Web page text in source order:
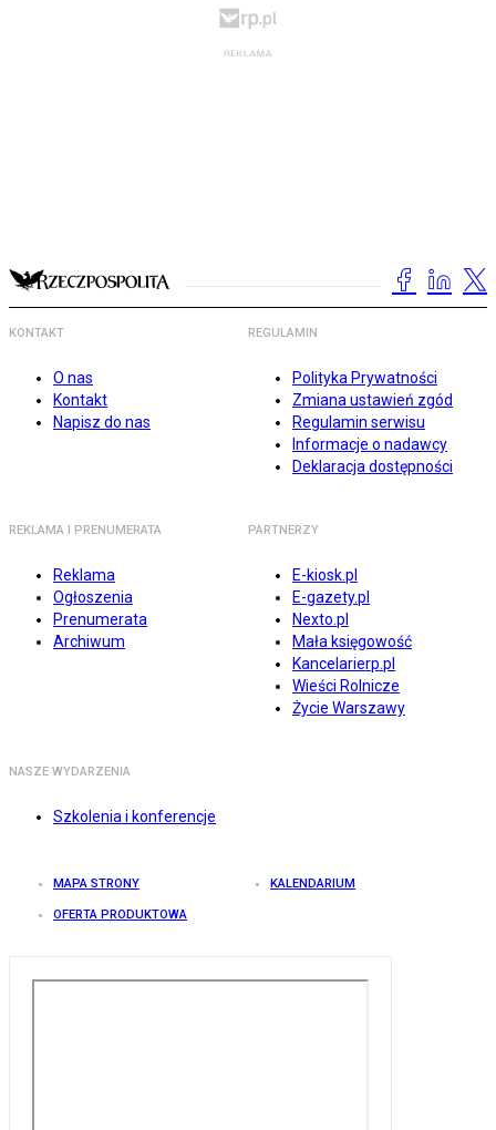
KONTAKT
O nas
Kontakt
Napisz do nas
REGULAMIN
Polityka Prywatności
Zmiana ustawień zgód
Regulamin serwisu
Informacje o nadawcy
Deklaracja dostępności
REKLAMA I PRENUMERATA
Reklama
Ogłoszenia
Prenumerata
Archiwum
PARTNERZY
E-kiosk.pl
E-gazety.pl
Nexto.pl
Mała księgowość
Kancelarierp.pl
Wieści Rolnicze
Życie Warszawy
NASZE WYDARZENIA
Szkolenia i konferencje
MAPA STRONY KALENDARIUM
OFERTA PRODUKTOWA